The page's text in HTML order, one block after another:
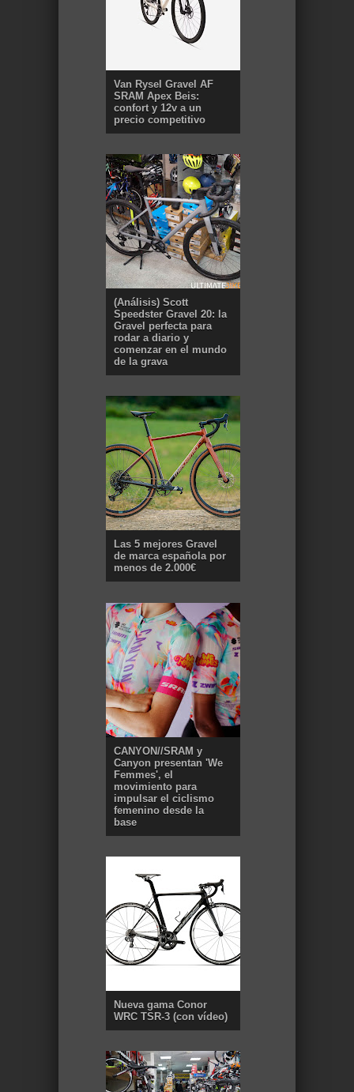
Van Rysel Gravel AF
SRAM Apex Beis:
confort y 12v a un
precio competitivo
(Análisis) Scott
Speedster Gravel 20: la
Gravel perfecta para
rodar a diario y
comenzar en el mundo
de la grava
Las 5 mejores Gravel
de marca española por
menos de 2.000€
CANYON//SRAM y
Canyon presentan 'We
Femmes', el
movimiento para
impulsar el ciclismo
femenino desde la
base
Nueva gama Conor
WRC TSR-3 (con vídeo)